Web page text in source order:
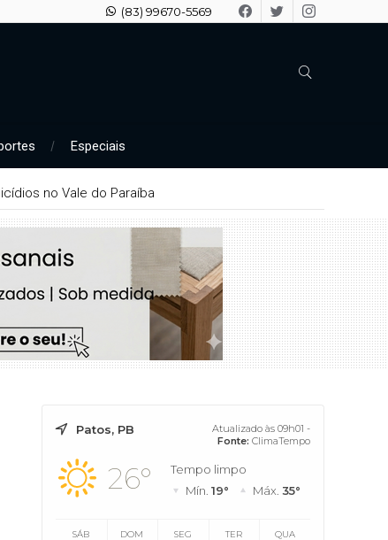
(83) 99670-5569
Especiais
no Vale do Paraíba
Patos, PB
Atualizado às 09h01 -
Fonte: ClimaTempo
26°
Tempo limpo
Mín. 19° Máx. 35°
SÁB DOM SEG TER QUA